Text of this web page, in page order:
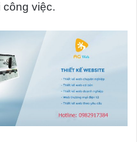
công việc.